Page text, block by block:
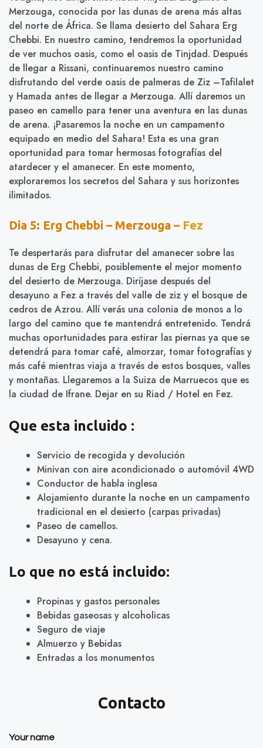
Merzouga, conocida por las dunas de arena más altas
del norte de África. Se llama desierto del Sahara Erg
Chebbi. En nuestro camino, tendremos la oportunidad
de ver muchos oasis, como el oasis de Tinjdad. Después
de llegar a Rissani, continuaremos nuestro camino
disfrutando del verde oasis de palmeras de Ziz –Tafilalet
y Hamada antes de llegar a Merzouga. Allí daremos un
paseo en camello para tener una aventura en las dunas
de arena. ¡Pasaremos la noche en un campamento
equipado en medio del Sahara! Esta es una gran
oportunidad para tomar hermosas fotografías del
atardecer y el amanecer. En este momento,
exploraremos los secretos del Sahara y sus horizontes
ilimitados.
Dia 5: Erg Chebbi – Merzouga – Fez
Te despertarás para disfrutar del amanecer sobre las
dunas de Erg Chebbi, posiblemente el mejor momento
del desierto de Merzouga. Diríjase después del
desayuno a Fez a través del valle de ziz y el bosque de
cedros de Azrou. Allí verás una colonia de monos a lo
largo del camino que te mantendrá entretenido. Tendrá
muchas oportunidades para estirar las piernas ya que se
detendrá para tomar café, almorzar, tomar fotografías y
más café mientras viaja a través de estos bosques, valles
y montañas. Llegaremos a la Suiza de Marruecos que es
la ciudad de Ifrane. Dejar en su Riad / Hotel en Fez.
Que esta incluido :
Servicio de recogida y devolución
Minivan con aire acondicionado o automóvil 4WD
Conductor de habla inglesa
Alojamiento durante la noche en un campamento
tradicional en el desierto (carpas privadas)
Paseo de camellos.
Desayuno y cena.
Lo que no está incluido:
Propinas y gastos personales
Bebidas gaseosas y alcoholicas
Seguro de viaje
Almuerzo y Bebidas
Entradas a los monumentos
Contacto
Your name